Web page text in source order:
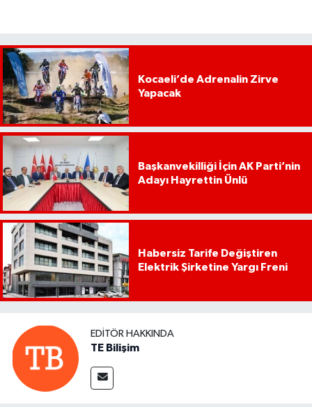
Kocaeli’de Adrenalin Zirve
Yapacak
Başkanvekilliği İçin AK Parti’nin
Adayı Hayrettin Ünlü
Habersiz Tarife Değiştiren
Elektrik Şirketine Yargı Freni
EDITÖR HAKKINDA
TE Bilişim